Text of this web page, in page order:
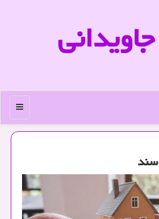
جاویدانی
منو
سند